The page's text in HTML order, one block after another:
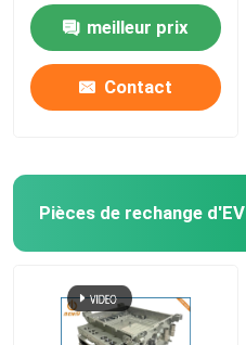
pièces de moulage
mécanique sous
pression
meilleur prix
Contact
Pièces de rechange d'EV